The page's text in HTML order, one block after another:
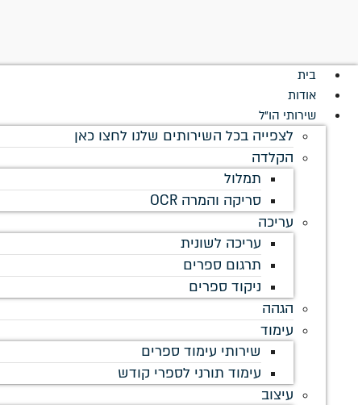
בית
אודות
שירותי הו"ל
לצפייה בכל השירותים שלנו לחצו כאן
הקלדה
תמלול
סריקה והמרה OCR
עריכה
עריכה לשונית
תרגום ספרים
ניקוד ספרים
הגהה
עימוד
שירותי עימוד ספרים
עימוד תורני לספרי קודש
עיצוב